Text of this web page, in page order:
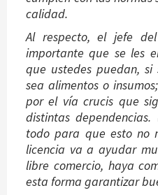
calidad.
Al respecto, el jefe
importante que se les
que ustedes puedan,
sea alimentos o
por el vía crucis que
distintas
todo para que esto no
licencia va a ayudar
libre comercio, haya
esta forma garantizar